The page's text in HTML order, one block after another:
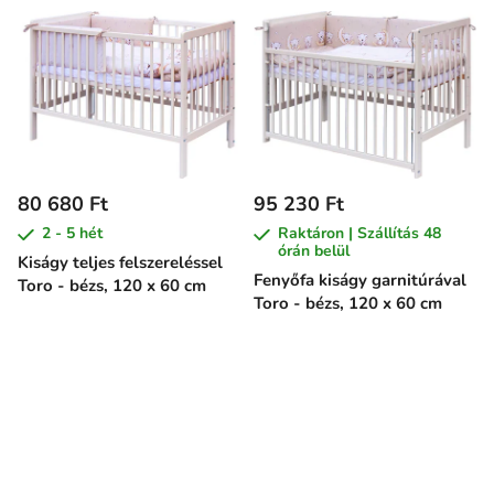
Kiságy teljes felszereléssel
Toro - bézs, 120 x 60 cm
80 680 Ft
2 - 5 hét
Fenyőfa kiságy garnitúrával
Toro - bézs, 120 x 60 cm
95 230 Ft
Raktáron | Szállítás 48
órán belül